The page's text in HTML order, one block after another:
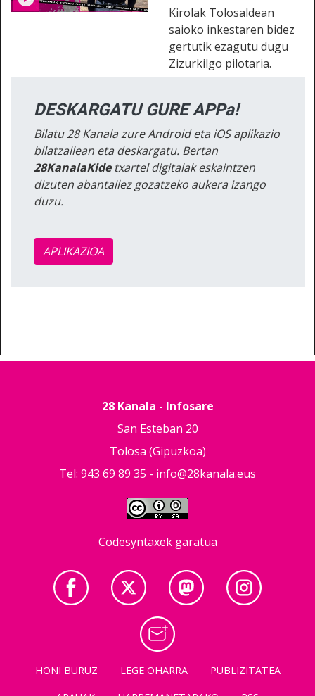
Kirolak Tolosaldean
saioko inkestaren bidez
gertutik ezagutu dugu
Zizurkilgo pilotaria.
DESKARGATU GURE APPa!
Bilatu 28 Kanala zure Android eta iOS aplikazio
bilatzailean eta deskargatu. Bertan
28KanalaKidetxartel digitalak eskaintzen
dizuten abantailez gozatzeko aukera izango
duzu.
APLIKAZIOA
28 Kanala - Infosare
San Esteban 20
Tolosa (Gipuzkoa)
Tel: 943 69 89 35 - info@28kanala.eus
Codesyntaxek garatua
HONI BURUZ LEGE OHARRA
PUBLIZITATEA